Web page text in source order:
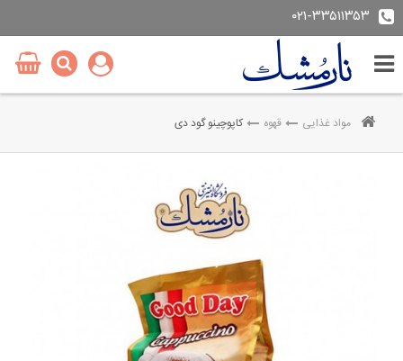
۰۲۱-۳۳۵۱۱۳۵۳
مواد غذایی قهوه کاپوچینو گود دی